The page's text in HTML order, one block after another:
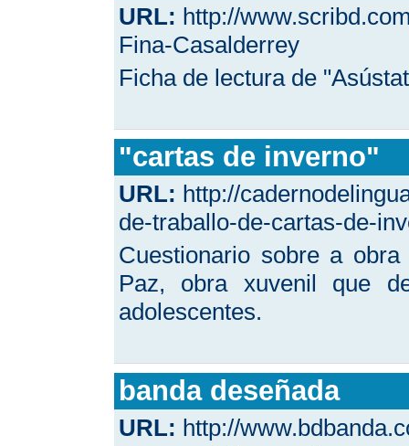
URL: http://
Fina-Casalderrey
Ficha de lectura de
"cartas de inverno"
URL: http://
de-traballo-de-cartas-de-
Cuestionario sobre a
Paz, obra xuvenil que
adolescentes.
banda deseñada
URL: http://